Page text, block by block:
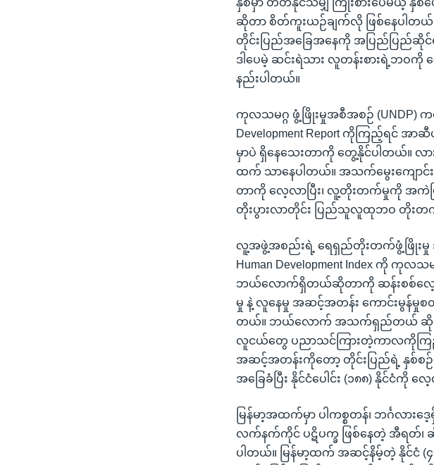
နှစ်မှာ တတ်နိုင်သမျှ ကြိုးစားပေမယ့် နှစ်
ဆိုတာ စိတ်ကူးယဉ်ချက်လို ဖြစ်နေပါတယ်
တိုင်းပြည်အခြေအနေကို အပြည်ပြည်ဆို
ဒါပေမဲ့ ဆင်းရဲသား လူတန်းစားရဲ့ဘဝ
နည်းပါတယ်။
ကုလသမဂ္ဂ ဖွံ့ဖြိုးမှုအစီအစဉ် (UNDP)
Development Report ကိုကြည့်ရင် အ
မှာပဲ ရှိနေသေးတာကို တွေ့နိုင်ပါတယ်။ လာ
ထက် သာနေပါတယ်။ အသက်မွေးကျေ
တာကို လေ့လာပြီး၊ လူ့တိုးတက်မှုကို အကဲဖ
တိုးပွားလာတိုင်း ပြည်သူလူထုဘဝ တိုးတ
လူ့အဖွဲ့အစည်းရဲ့ ရေရှည်တိုးတက်ဖွံ့ဖြိုး
Human Development Index ကို ကု
ဘယ်လောက်ရှိတယ်ဆိုတာကို ဆန်းစစ်လေ့လာ
မှု နဲ့ လူနေမှု အဆင့်အတန်း ကောင်းမွန်မှု
တယ်။ ဘယ်လောက် အသက်ရှည်တယ် ဆိုတာကို
လူငယ်တွေ ပညာသင်ကြားတဲ့ကာလကိုကြ
အဆင့်အတန်းကိုတော့ တိုင်းပြည်ရဲ့ နှစ်စဉ်ဝ
အခြေခံပြီး နိုင်ငံပေါင်း (၁၈၈) နိုင်ငံကို
မြန်မာ့အထက်မှာ ပါကစ္စတန်၊ ဘင်္ဂလားဒ
လက်နက်ကိုင် ပဋိပက္ခ ဖြစ်နေတဲ့ အီရတ်၊ ဆီ
ပါတယ်။ မြန်မာ့ထက် အဆင့်နိမ့်တဲ့ နိုင်ငံ (၄